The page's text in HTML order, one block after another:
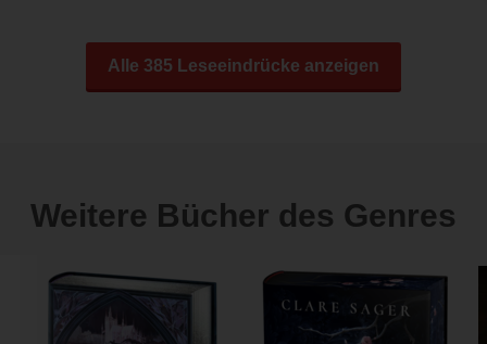
Alle 385 Leseeindrücke anzeigen
Weitere Bücher des Genres